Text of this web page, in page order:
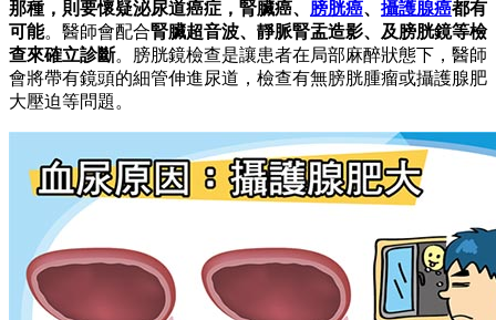
那種，則要懷疑泌尿道癌症，腎臟癌、 膀胱癌、 攝護腺癌都有
可能。醫師會配合腎臟超音波、靜脈腎盂造影、及膀胱鏡等檢
查來確立診斷。膀胱鏡檢查是讓患者在局部麻醉狀態下，醫師
會將帶有鏡頭的細管伸進尿道，檢查有無膀胱腫瘤或攝護腺肥
大壓迫等問題。